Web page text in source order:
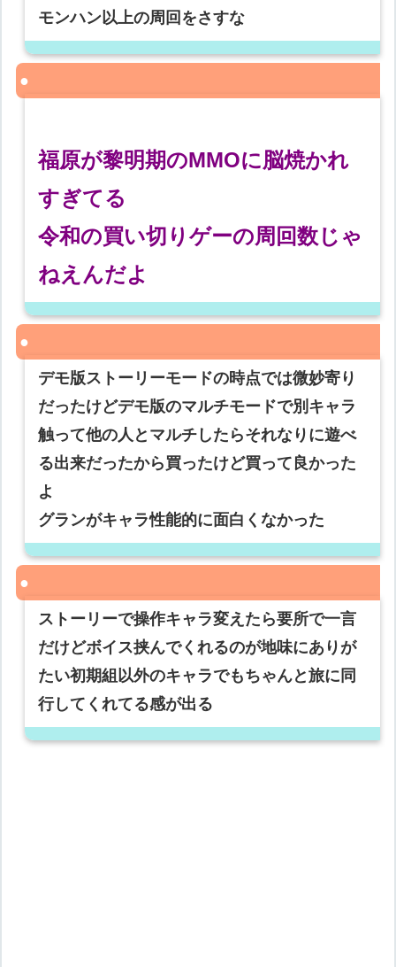
モンハン以上の周回をさすな
福原が黎明期のMMOに脳焼かれ
すぎてる
令和の買い切りゲーの周回数じゃ
ねえんだよ
デモ版ストーリーモードの時点では微妙寄り
だったけどデモ版のマルチモードで別キャラ
触って他の人とマルチしたらそれなりに遊べ
る出来だったから買ったけど買って良かった
よ
グランがキャラ性能的に面白くなかった
ストーリーで操作キャラ変えたら要所で一言
だけどボイス挟んでくれるのが地味にありが
たい初期組以外のキャラでもちゃんと旅に同
行してくれてる感が出る